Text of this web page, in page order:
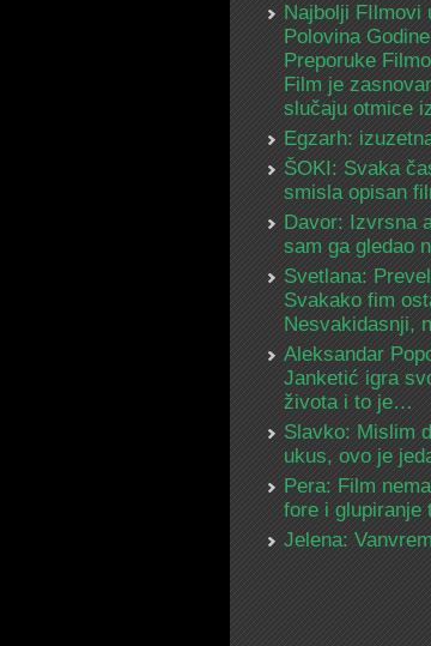
Najbolji FIlmovi
Polovina
Preporuke
Film je
slučaju otmice
Egzarh:
ŠOKI: Svaka
smisla opisan
Davor: Izvrsna
sam ga gledao
Svetlana:
Svakako fim
Nesvakidasnji,
Aleksandar
Janketić igra
života i to je…
Slavko: Mislim
ukus, ovo je
Pera: Film
fore i
Jelena: